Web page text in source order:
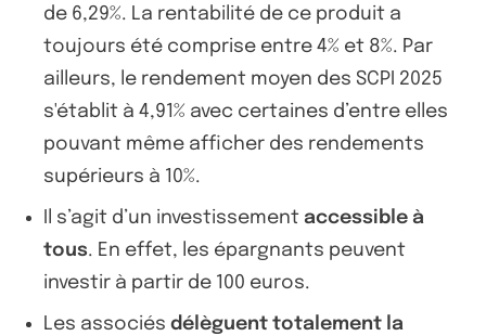
de 6,29%. La rentabilité de ce produit a
toujours été comprise entre 4% et 8%. Par
ailleurs, le rendement moyen des SCPI 2025
s'établit à 4,91% avec certaines d’entre elles
pouvant même afficher des rendements
supérieurs à 10%.
Il s’agit d’un investissement accessible à
tous. En effet, les épargnants peuvent
investir à partir de 100 euros.
Les associés délèguent totalement la